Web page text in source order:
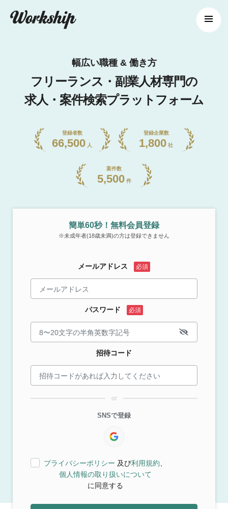
幅広い職種 & 働き方
フリーランス・副業人材専門の
求人・案件検索プラットフォーム
登録者数
66,500 人
登録企業数
1,800 社
案件数
5,500 件
簡単60秒！無料会員登録
※未成年者(18歳未満)の方は登録できません
メールアドレス
パスワード
招待コード
or
SNSで登録
プライバシーポリシー 及び利用規約
個人情報の取り扱いについて
に同意する